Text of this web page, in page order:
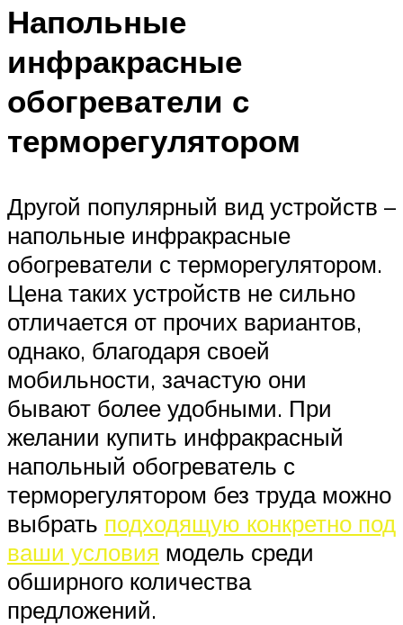
Напольные
инфракрасные
обогреватели с
терморегулятором
Другой популярный вид устройств –
напольные инфракрасные
обогреватели с терморегулятором.
Цена таких устройств не сильно
отличается от прочих вариантов,
однако, благодаря своей
мобильности, зачастую они
бывают более удобными. При
желании купить инфракрасный
напольный обогреватель с
терморегулятором без труда можно
выбрать подходящую конкретно под
ваши условия модель среди
обширного количества
предложений.